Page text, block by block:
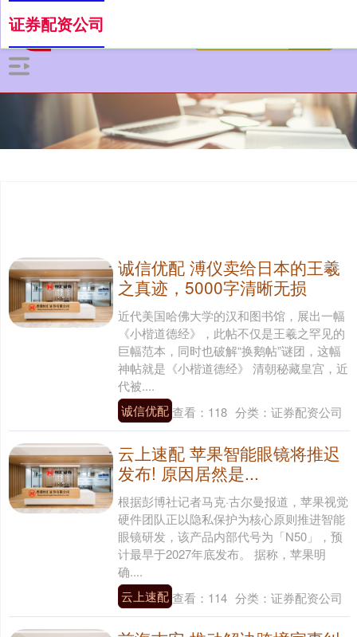
证券配资公司
诚信优配 溥仪卖给日本的王羲
之真迹，5000字清晰无损
近代美国哈佛大学的汉和图书馆，展出一幅
《小楷道德经》，此帖不仅是王羲之罕见的
巨幅范本，同时也破解“换鹅帖”谜团，这幅
神帖就是《小楷道德经》 清朝秘藏皇宫，近
代被....
诚信优配查看： 118 分类： 证券配资公司
云上速配 苹果智能眼镜将推迟
发布! 原因居然是...
根据彭博社记者马克·古尔曼报道，苹果视觉
硬件团队正以隐私保护为核心原则推进智能
眼镜研发，该产品内部代号为「N50」，预
计最早于2027年底发布。 据称，苹果明
确....
云上速配查看： 114 分类： 证券配资公司